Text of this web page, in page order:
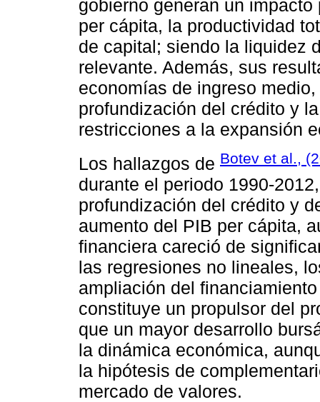
gobierno generan un
per cápita, la productividad
de capital; siendo la liquidez
relevante. Además, sus
economías de ingreso
profundización del crédito y
restricciones a la expansión
Los hallazgos de Botev et al.,
durante el periodo 1990-
profundización del crédito y
aumento del PIB per cápita,
financiera careció de
las regresiones no lineales,
ampliación del
constituye un propulsor del
que un mayor desarrollo
la dinámica económica,
la hipótesis de
mercado de valores.